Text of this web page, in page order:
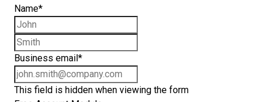
Name*
Business email *
This field is hidden when viewing the form